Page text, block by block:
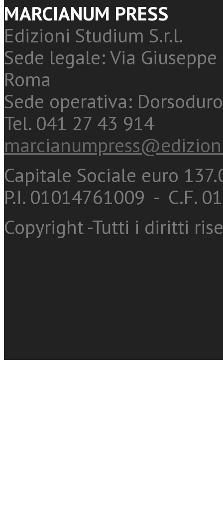
MARCIANUM PRESS
Edizioni Studium S.r.l.
Sede legale: Via
Roma
Sede operativa:
Tel. 041 27 43 914
Capitale Sociale euro
P.I. 01014761009 - C.F.
Copyright -Tutti i diritti